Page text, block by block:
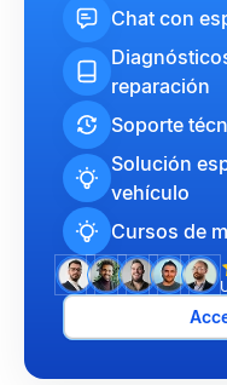
Chat con
reparación
Soporte
Solución
vehículo
Cursos de